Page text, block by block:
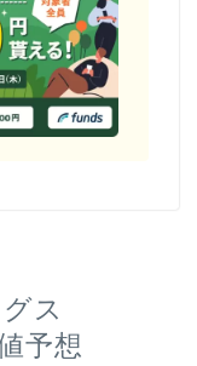
ス
予想